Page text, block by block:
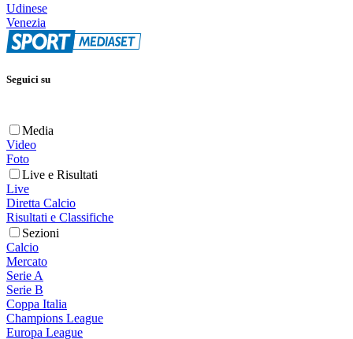
Udinese
Venezia
Seguici su
Media
Video
Foto
Live e Risultati
Live
Diretta Calcio
Risultati e Classifiche
Sezioni
Calcio
Mercato
Serie A
Serie B
Coppa Italia
Champions League
Europa League